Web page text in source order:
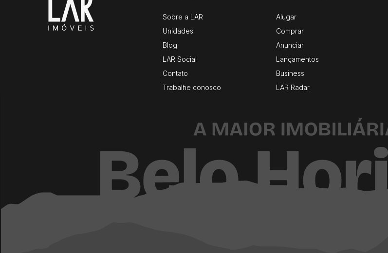
Sobre a LAR
Unidades
Blog
LAR Social
Contato
Trabalhe conosco
Alugar
Comprar
Anunciar
Lançamentos
Business
LAR Radar